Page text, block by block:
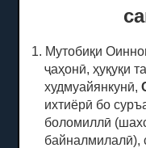
1. Мутобиқи
ҷаҳонӣ, ҳуқуқи
худмуайянкунӣ,
ихтиёрӣ бо
боломиллӣ
байналмилалӣ),